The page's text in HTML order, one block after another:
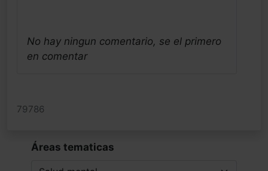
No hay ningun comentario, se el primero
en comentar
79786
Áreas tematicas